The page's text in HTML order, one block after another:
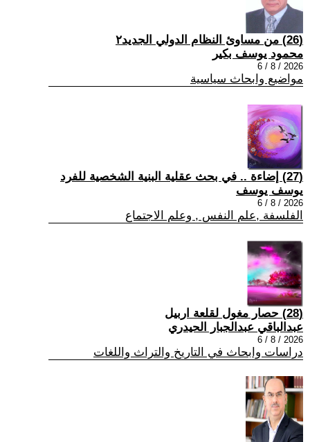
(26) من مساوئ النظام الدولي الجديد٢
محمود يوسف بكير
2026 / 8 / 6
مواضيع وابحاث سياسية
(27) إضاءة .. في بحث عقلية البنية الشخصية للفرد
يوسف يوسف
2026 / 8 / 6
الفلسفة ,علم النفس , وعلم الاجتماع
(28) حصار مغول لقلعة اربيل
عبدالباقي عبدالجبار الحيدري
2026 / 8 / 6
دراسات وابحاث في التاريخ والتراث واللغات